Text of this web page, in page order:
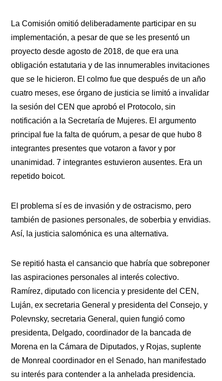
La Comisión omitió deliberadamente participar en su
implementación, a pesar de que se les presentó un
proyecto desde agosto de 2018, de que era una
obligación estatutaria y de las innumerables invitaciones
que se le hicieron. El colmo fue que después de un año
cuatro meses, ese órgano de justicia se limitó a invalidar
la sesión del CEN que aprobó el Protocolo, sin
notificación a la Secretaría de Mujeres. El argumento
principal fue la falta de quórum, a pesar de que hubo 8
integrantes presentes que votaron a favor y por
unanimidad. 7 integrantes estuvieron ausentes. Era un
repetido boicot.
El problema sí es de invasión y de ostracismo, pero
también de pasiones personales, de soberbia y envidias.
Así, la justicia salomónica es una alternativa.
Se repitió hasta el cansancio que habría que sobreponer
las aspiraciones personales al interés colectivo.
Ramírez, diputado con licencia y presidente del CEN,
Luján, ex secretaria General y presidenta del Consejo, y
Polevnsky, secretaria General, quien fungió como
presidenta, Delgado, coordinador de la bancada de
Morena en la Cámara de Diputados, y Rojas, suplente
de Monreal coordinador en el Senado, han manifestado
su interés para contender a la anhelada presidencia.